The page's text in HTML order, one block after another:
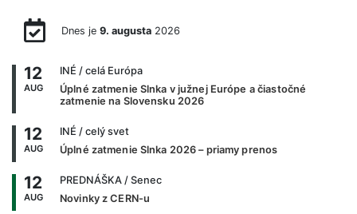
Dnes je 9. augusta2026
12
AUG
INÉ / celá Európa
Úplné zatmenie Slnka v južnej Európe a čiastočné
zatmenie na Slovensku 2026
12
AUG
INÉ / celý svet
Úplné zatmenie Slnka 2026 – priamy prenos
12
AUG
PREDNÁŠKA / Senec
Novinky z CERN-u